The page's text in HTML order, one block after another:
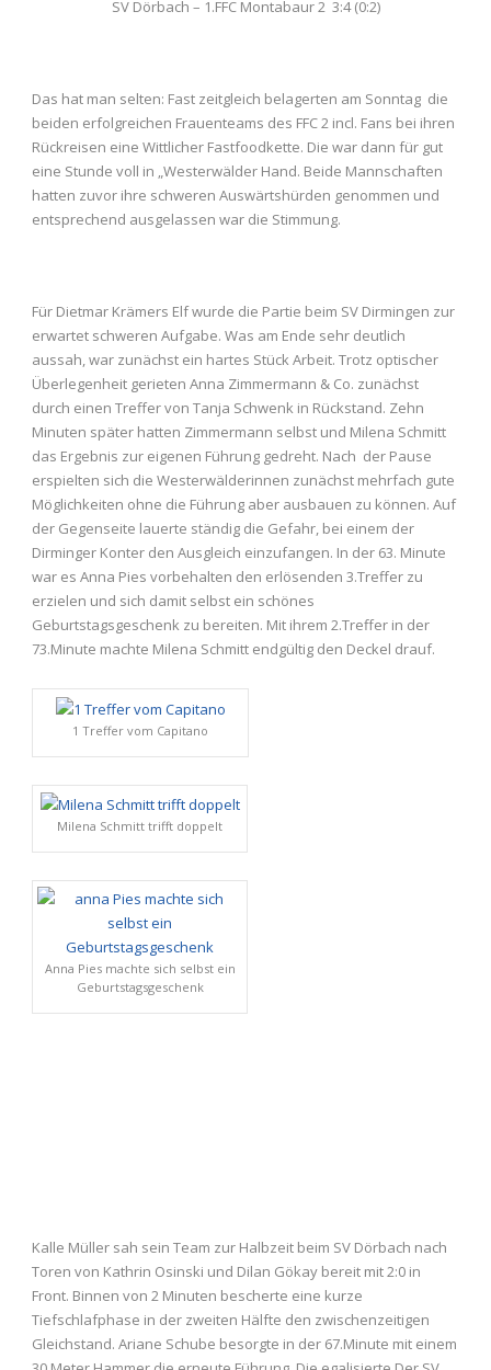
SV Dörbach – 1.FFC Montabaur 2 3:4 (0:2)
Das hat man selten: Fast zeitgleich belagerten am Sonntag die
beiden erfolgreichen Frauenteams des FFC 2 incl. Fans bei ihren
Rückreisen eine Wittlicher Fastfoodkette. Die war dann für gut
eine Stunde voll in „Westerwälder Hand. Beide Mannschaften
hatten zuvor ihre schweren Auswärtshürden genommen und
entsprechend ausgelassen war die Stimmung.
Für Dietmar Krämers Elf wurde die Partie beim SV Dirmingen zur
erwartet schweren Aufgabe. Was am Ende sehr deutlich
aussah, war zunächst ein hartes Stück Arbeit. Trotz optischer
Überlegenheit gerieten Anna Zimmermann & Co. zunächst
durch einen Treffer von Tanja Schwenk in Rückstand. Zehn
Minuten später hatten Zimmermann selbst und Milena Schmitt
das Ergebnis zur eigenen Führung gedreht. Nach der Pause
erspielten sich die Westerwälderinnen zunächst mehrfach gute
Möglichkeiten ohne die Führung aber ausbauen zu können. Auf
der Gegenseite lauerte ständig die Gefahr, bei einem der
Dirminger Konter den Ausgleich einzufangen. In der 63. Minute
war es Anna Pies vorbehalten den erlösenden 3.Treffer zu
erzielen und sich damit selbst ein schönes
Geburtstagsgeschenk zu bereiten. Mit ihrem 2.Treffer in der
73.Minute machte Milena Schmitt endgültig den Deckel drauf.
1 Treffer vom Capitano
Milena Schmitt trifft doppelt
Anna Pies machte sich selbst ein
Geburtstagsgeschenk
Kalle Müller sah sein Team zur Halbzeit beim SV Dörbach nach
Toren von Kathrin Osinski und Dilan Gökay bereit mit 2:0 in
Front. Binnen von 2 Minuten bescherte eine kurze
Tiefschlafphase in der zweiten Hälfte den zwischenzeitigen
Gleichstand. Ariane Schube besorgte in der 67.Minute mit einem